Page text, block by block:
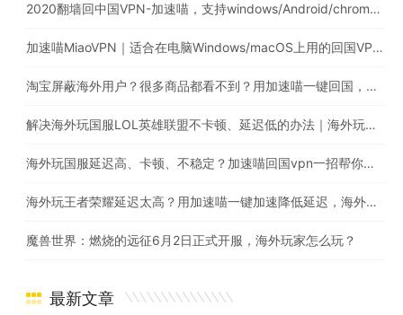
2020翻墙回中国VPN-加速喵，支持windows/Android/chrome/macos
加速喵MiaoVPN｜适合在电脑Windows/macOS上用的回国VPN，海外回国追剧听歌玩国服游戏
淘宝屏蔽海外用户？很多商品都看不到？用加速喵一键回国，解除淘宝地域限制问题
解决海外玩国服LOL英雄联盟不卡顿、延迟低的办法｜海外玩英雄联盟用什么加速器比较好?
海外玩国服延迟高、卡顿、不稳定？加速喵回国vpn一招帮你搞定
海外玩王者荣耀延迟太高？用加速喵一键加速降低延迟，海外也能畅玩国服游戏
魔兽世界：燃烧的远征6月2日正式开服，海外玩家怎么玩？
最新文章